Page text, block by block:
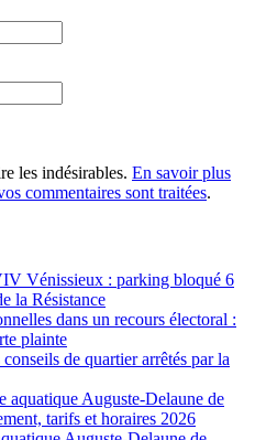
les indésirables. En savoir plus
commentaires sont traitées.
Vénissieux : parking bloqué 6
la Résistance
dans un recours électoral :
plainte
de quartier arrêtés par la
aquatique Auguste-Delaune de
tarifs et horaires 2026